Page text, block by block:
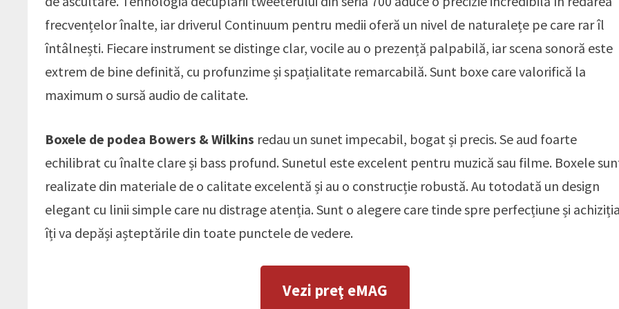
frecvențelor înalte, iar driverul Continuum pentru medii oferă un nivel de naturalețe pe care rar îl
întâlnești. Fiecare instrument se distinge clar, vocile au o prezență palpabilă, iar scena sonoră este
extrem de bine definită, cu profunzime și spațialitate remarcabilă. Sunt boxe care valorifică la
maximum o sursă audio de calitate.
Boxele de podea Bowers & Wilkins redau un sunet impecabil, bogat și precis. Se aud foarte
echilibrat cu înalte clare și bass profund. Sunetul este excelent pentru muzică sau filme. Boxele
realizate din materiale de o calitate excelentă și au o construcție robustă. Au totodată un design
elegant cu linii simple care nu distrage atenția. Sunt o alegere care tinde spre perfecțiune și
îți va depăși așteptările din toate punctele de vedere.
Vezi preţ eMAG